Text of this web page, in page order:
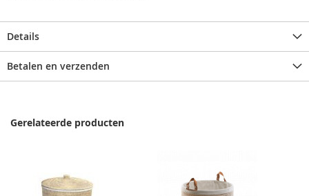
Details
Betalen en verzenden
Gerelateerde producten